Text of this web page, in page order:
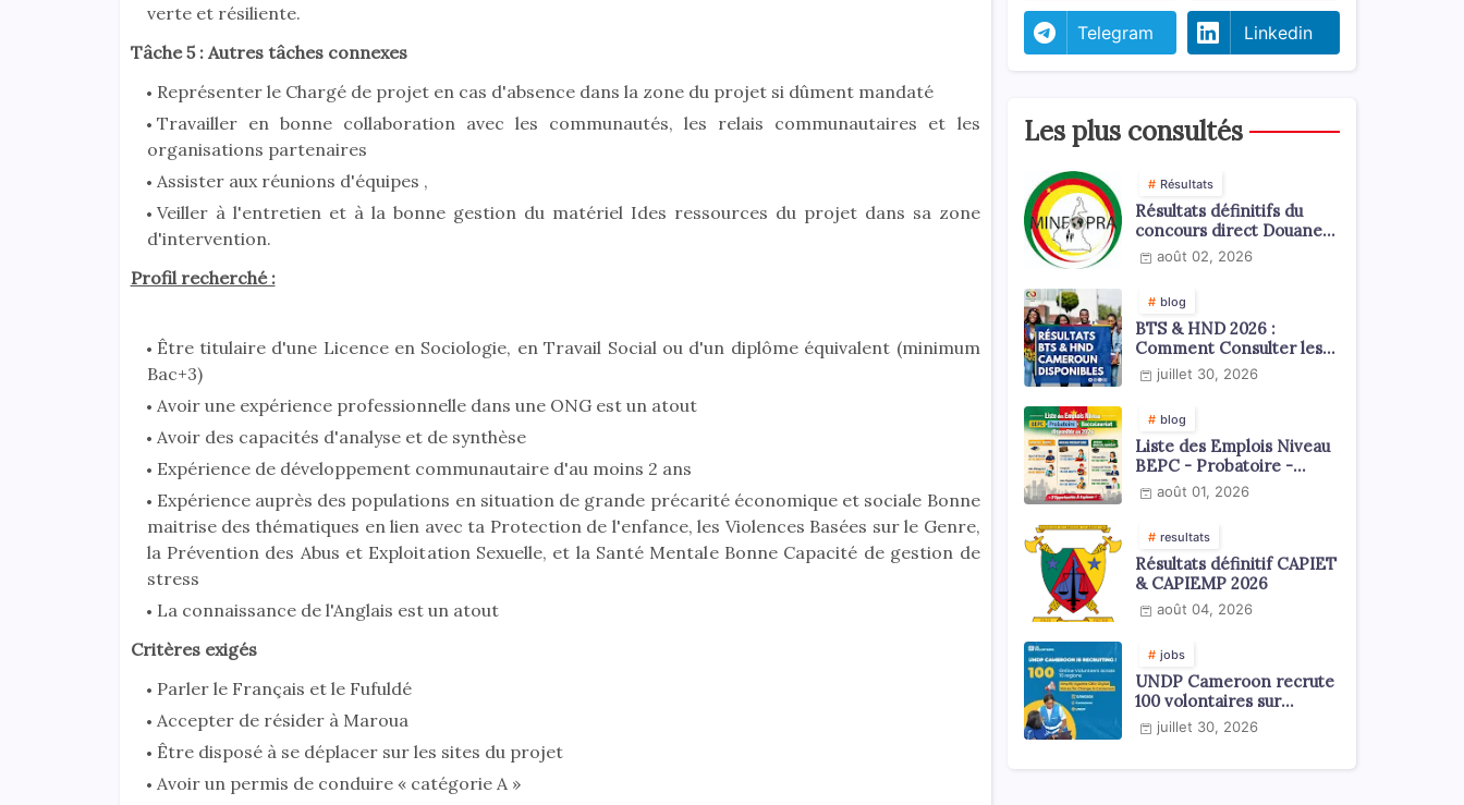
verte et résiliente.
Tâche 5 :Autres tâches connexes
Représenter le Chargé de projet en cas d'absence dans la zone du projet si dûment mandaté
Travailler en bonne collaboration avec les communautés, les relais communautaires et les
organisations partenaires
Assister aux réunions d'équipes ,
Veiller à l'entretien et à la bonne gestion du matériel Ides ressources du projet dans sa zone
d'intervention.
Profil recherché :
Être titulaire d'une Licence en Sociologie, en Travail Social ou d'un diplôme équivalent (minimum
Bac+3)
Avoir une expérience professionnelle dans une ONG est un atout
Avoir des capacités d'analyse et de synthèse
Expérience de développement communautaire d'au moins 2 ans
Expérience auprès des populations en situation de grande précarité économique et sociale Bonne
maitrise des thématiques en lien avec ta Protection de l'enfance, les Violences Basées sur le Genre,
la Prévention des Abus et Exploitation Sexuelle, et la Santé Mentale Bonne Capacité de gestion de
stress
La connaissance de l'Anglais est un atout
Critères exigés
Parler le Français et le Fufuldé
Accepter de résider à Maroua
Être disposé à se déplacer sur les sites du projet
Avoir un permis de conduire « catégorie A »
Telegram Linkedin
Les plus consultés
Résultats
Résultats définitifs du
concours direct Douanes
2026août 02, 2026
blog
BTS & HND 2026 :
Comment Consulter les
Résultats ?
juillet 30, 2026
blog
Liste des Emplois Niveau
BEPC - Probatoire -
Baccalauréat dispoblible
en 2026
août 01, 2026
resultats
Résultats définitif CAPIET
& CAPIEMP 2026
août 04, 2026
jobs
UNDP Cameroon recrute
100 volontaires sur
l'échelle du territoire
national
juillet 30, 2026